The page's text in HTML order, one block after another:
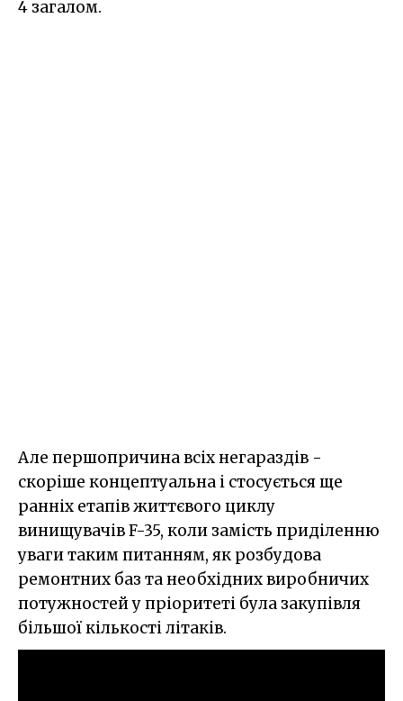
4 загалом.
Але першопричина всіх негараздів -
скоріше концептуальна і стосується ще
ранніх етапів життєвого циклу
винищувачів F-35, коли замість приділенню
уваги таким питанням, як розбудова
ремонтних баз та необхідних виробничих
потужностей у пріоритеті була закупівля
більшої кількості літаків.